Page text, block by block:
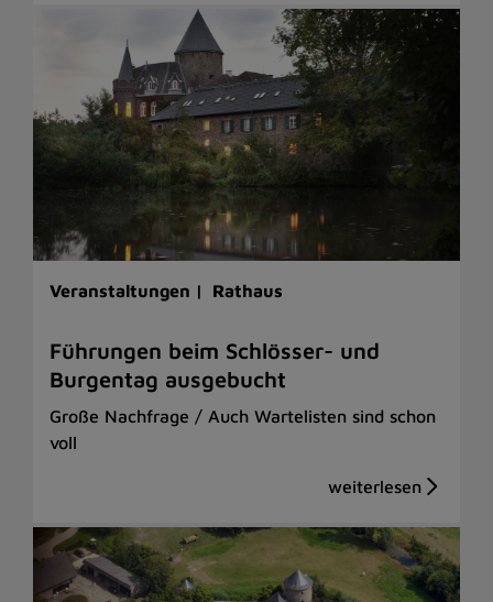
Veranstaltungen | Rathaus
Führungen beim Schlösser- und
Burgentag ausgebucht
Große Nachfrage / Auch Wartelisten sind schon
voll